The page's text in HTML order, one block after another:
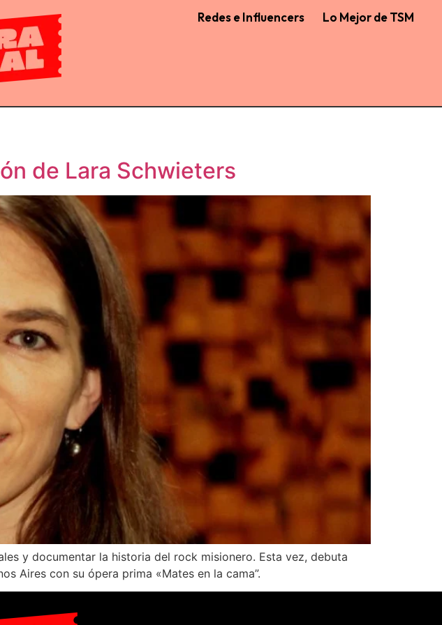
Redes e Influencers Lo Mejor de TSM
de Lara Schwieters
y documentar la historia del rock misionero. Esta vez, debuta
Aires con su ópera prima «Mates en la cama”.